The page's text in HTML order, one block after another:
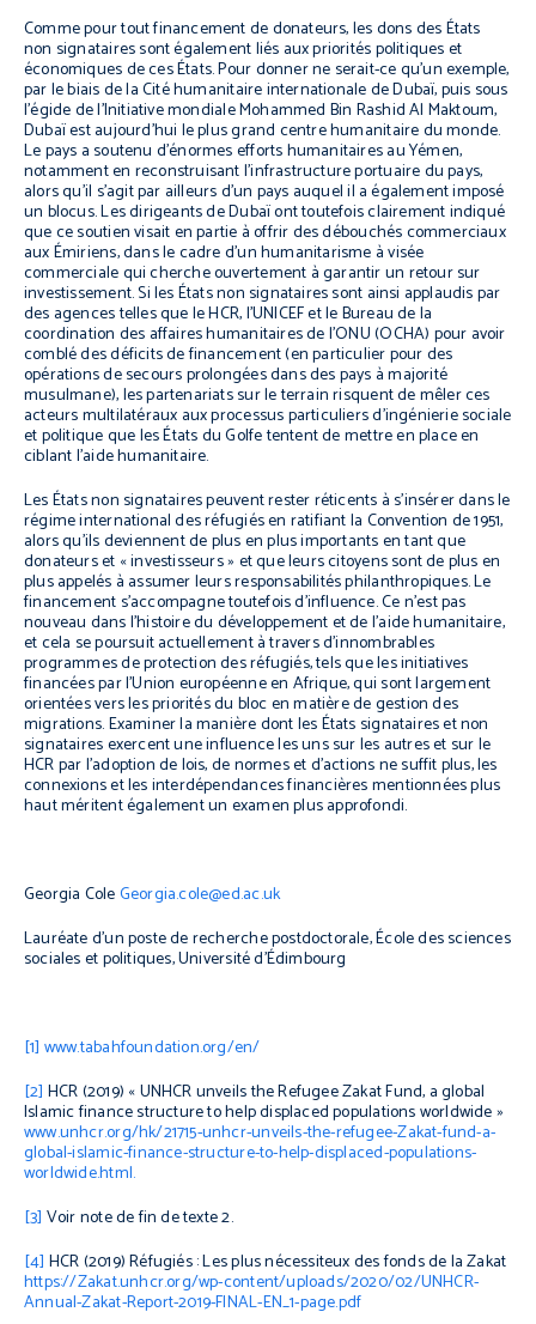
Comme pour tout financement de donateurs, les dons des États
non signataires sont également liés aux priorités politiques et
économiques de ces États. Pour donner ne serait-ce qu’un exemple,
par le biais de la Cité humanitaire internationale de Dubaï, puis sous
l’égide de l’Initiative mondiale Mohammed Bin Rashid Al Maktoum,
Dubaï est aujourd’hui le plus grand centre humanitaire du monde.
Le pays a soutenu d’énormes efforts humanitaires au Yémen,
notamment en reconstruisant l’infrastructure portuaire du pays,
alors qu’il s’agit par ailleurs d’un pays auquel il a également imposé
un blocus. Les dirigeants de Dubaï ont toutefois clairement indiqué
que ce soutien visait en partie à offrir des débouchés commerciaux
aux Émiriens, dans le cadre d’un humanitarisme à visée
commerciale qui cherche ouvertement à garantir un retour sur
investissement. Si les États non signataires sont ainsi applaudis par
des agences telles que le HCR, l’UNICEF et le Bureau de la
coordination des affaires humanitaires de l’ONU (OCHA) pour avoir
comblé des déficits de financement (en particulier pour des
opérations de secours prolongées dans des pays à majorité
musulmane), les partenariats sur le terrain risquent de mêler ces
acteurs multilatéraux aux processus particuliers d’ingénierie sociale
et politique que les États du Golfe tentent de mettre en place en
ciblant l’aide humanitaire.
Les États non signataires peuvent rester réticents à s’insérer dans le
régime international des réfugiés en ratifiant la Convention de 1951,
alors qu’ils deviennent de plus en plus importants en tant que
donateurs et « investisseurs » et que leurs citoyens sont de plus en
plus appelés à assumer leurs responsabilités philanthropiques. Le
financement s’accompagne toutefois d’influence. Ce n’est pas
nouveau dans l’histoire du développement et de l’aide humanitaire,
et cela se poursuit actuellement à travers d’innombrables
programmes de protection des réfugiés, tels que les initiatives
financées par l’Union européenne en Afrique, qui sont largement
orientées vers les priorités du bloc en matière de gestion des
migrations. Examiner la manière dont les États signataires et non
signataires exercent une influence les uns sur les autres et sur le
HCR par l’adoption de lois, de normes et d’actions ne suffit plus, les
connexions et les interdépendances financières mentionnées plus
haut méritent également un examen plus approfondi.
Georgia ColeGeorgia.cole@ed.ac.uk
Lauréate d’un poste de recherche postdoctorale, École des sciences
sociales et politiques, Université d’Édimbourg
[1] www.tabahfoundation.org/en/
[2] HCR (2019) «UNHCR unveils the Refugee Zakat Fund, a global
Islamic finance structure to help displaced populations worldwide»
www.unhcr.org/hk/21715-unhcr-unveils-the-refugee-Zakat-fund-a-
global-islamic-finance-structure-to-help-displaced-populations-
worldwide.html.
[3] Voir note de fin de texte 2.
[4] HCR (2019)Réfugiés : Les plus nécessiteux des fonds de la Zakat
https://Zakat.unhcr.org/wp-content/uploads/2020/02/UNHCR-
Annual-Zakat-Report-2019-FINAL-EN_1-page.pdf